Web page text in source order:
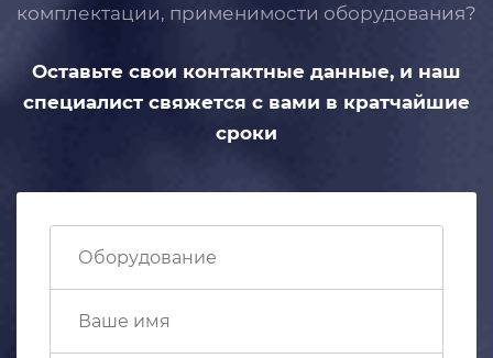
комплектации, применимости оборудования?
Оставьте свои контактные данные, и наш
специалист свяжется с вами в кратчайшие
сроки